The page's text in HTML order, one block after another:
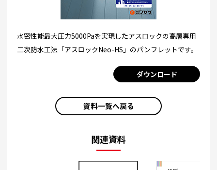
水密性能最大圧力5000Paを実現したアスロックの高層専用
二次防水工法「アスロックNeo-HS」のパンフレットです。
ダウンロード
資料一覧へ戻る
関連資料